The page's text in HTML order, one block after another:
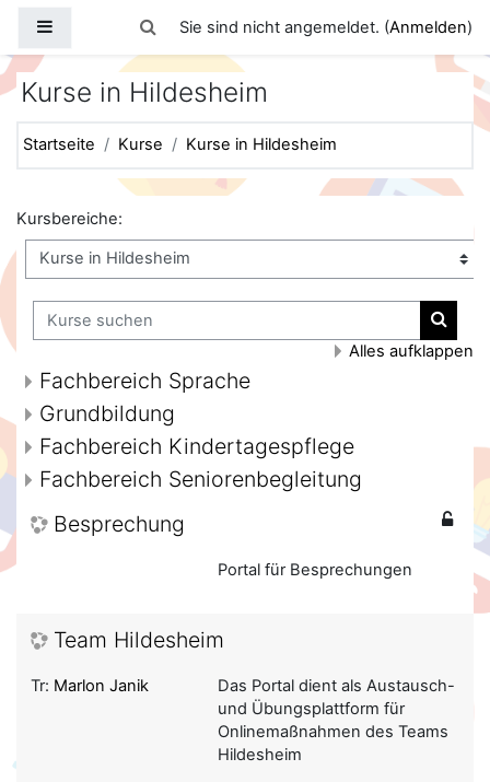
Website-ÜbersichtSucheingabe umschalten
Sie sind nicht angemeldet. (Anmelden)
Kurse in Hildesheim
Startseite Kurse Kurse in Hildesheim
Kursbereiche:
Kurse suchen
Kurse
Alles aufklappen
Fachbereich Sprache
Grundbildung
Fachbereich Kindertagespflege
Fachbereich Seniorenbegleitung
Besprechung
Portal für Besprechungen
Team Hildesheim
Das Portal dient als Austausch-
und Übungsplattform für
Onlinemaßnahmen des Teams
Hildesheim
Tr: Marlon Janik